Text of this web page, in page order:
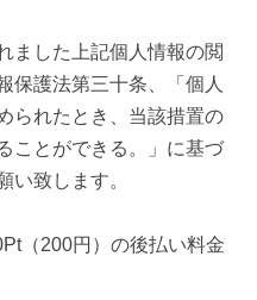
ました上記個人情報の閲
保護法第三十条、「個人
られたとき、当該措置の
ことができる。」に基づ
い致します。
（200円）の後払い料金